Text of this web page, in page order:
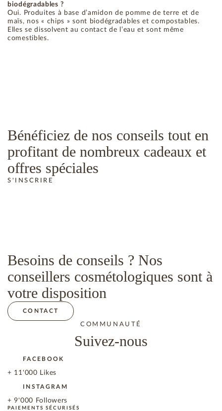
biodégradables ?
Oui. Produites à base d’amidon de pomme de terre et de
maïs, nos « chips » sont biodégradables et compostables.
Elles se dissolvent au contact de l’eau et sont même
comestibles.
Bénéficiez de nos conseils tout en
profitant de nombreux cadeaux et
offres spéciales
S'INSCRIRE
Besoins de conseils ? Nos
conseillers cosmétologiques sont à
votre disposition
CONTACT
COMMUNAUTÉ
Suivez-nous
FACEBOOK
+ 11'000 Likes
INSTAGRAM
+ 9'000 Followers
PAIEMENTS SÉCURISÉS